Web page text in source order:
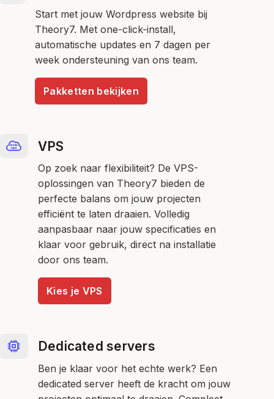
Start met jouw Wordpress website bij
Theory7. Met one-click-install,
automatische updates en 7 dagen per
week ondersteuning van ons team.
Pakketten bekijken
VPS
Op zoek naar flexibiliteit? De VPS-
oplossingen van Theory7 bieden de
perfecte balans om jouw projecten
efficiënt te laten draaien. Volledig
aanpasbaar naar jouw specificaties en
klaar voor gebruik, direct na installatie
door ons team.
Kies je VPS
Dedicated servers
Ben je klaar voor het echte werk? Een
dedicated server heeft de kracht om jouw